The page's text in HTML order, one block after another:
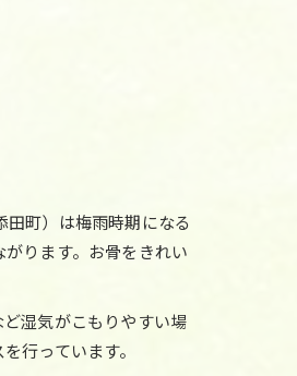
町）は梅雨時期になる
ります。お骨をきれい
湿気がこもりやすい場
行っています。